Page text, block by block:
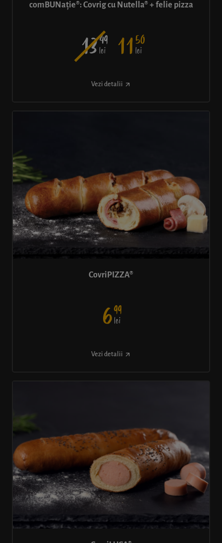
comBUNație®: Covrig cu Nutella® + felie pizza
1349
lei 1150
lei
Vezi detalii
CovriPIZZA®
699
lei
Vezi detalii